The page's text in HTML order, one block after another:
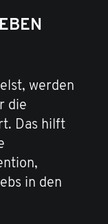
werden
die
Das hilft
in den